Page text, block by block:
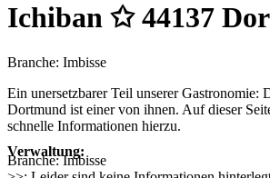
Ichiban ✩ 44137
Branche: Imbisse
Ein unersetzbarer Teil unserer Gastronomie:
Dortmund ist einer von ihnen. Auf dieser
schnelle Informationen hierzu.
Verwaltung:
Branche:Imbisse